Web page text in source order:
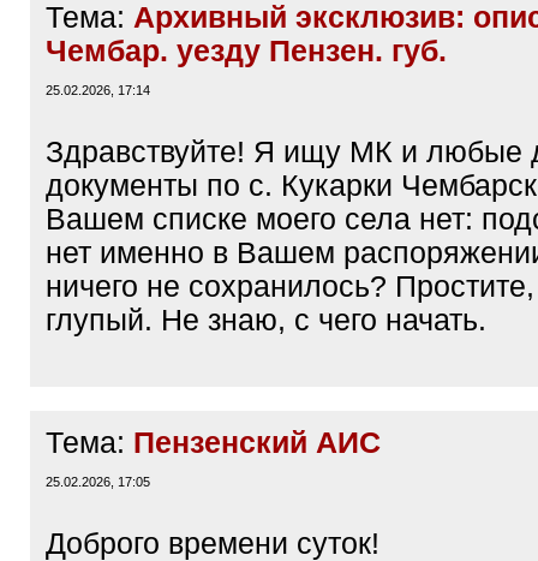
Тема: Архивный эксклюзив:
Чембар. уезду Пензен. губ.
25.02.2026, 17:14
Здравствуйте! Я ищу МК и любые
документы по с. Кукарки
Вашем списке моего села нет:
нет именно в Вашем
ничего не сохранилось?
глупый. Не знаю, с чего начать.
Тема: Пензенский АИС
25.02.2026, 17:05
Доброго времени суток!